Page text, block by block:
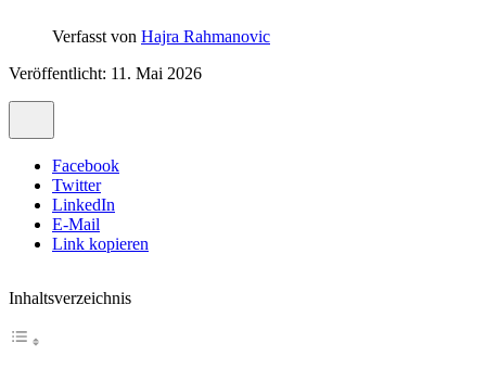
Verfasst von Hajra Rahmanovic
Veröffentlicht: 11. Mai 2026
Facebook
Twitter
LinkedIn
E-Mail
Link kopieren
Inhaltsverzeichnis